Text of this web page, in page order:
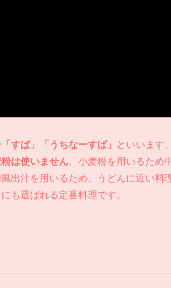
「すば」「うちなーすば」
といいます。
は使いません。小麦粉を用いるため
出汁を用いるため、うどんに近い料
も選ばれる定番料理です。